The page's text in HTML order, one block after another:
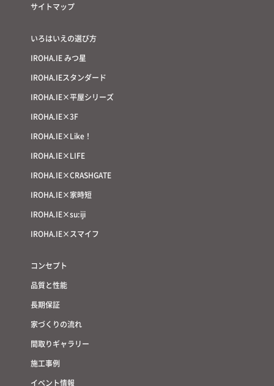
サイトマップ
いろはいえの選び方
IROHA.IE みつ星
IROHA.IEスタンダード
IROHA.IE×平屋シリーズ
IROHA.IE×3F
IROHA.IE×Like！
IROHA.IE×LIFE
IROHA.IE×CRASHGATE
IROHA.IE×家時短
IROHA.IE×su:iji
IROHA.IE×スマイフ
コンセプト
品質と性能
長期保証
家づくりの流れ
間取りギャラリー
施工事例
イベント情報